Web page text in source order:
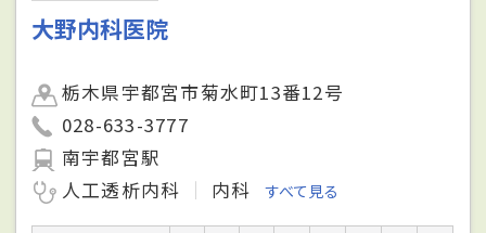
大野内科医院
栃木県宇都宮市菊水町13番12号
028-633-3777
南宇都宮駅
人工透析内科
内科 すべて見る